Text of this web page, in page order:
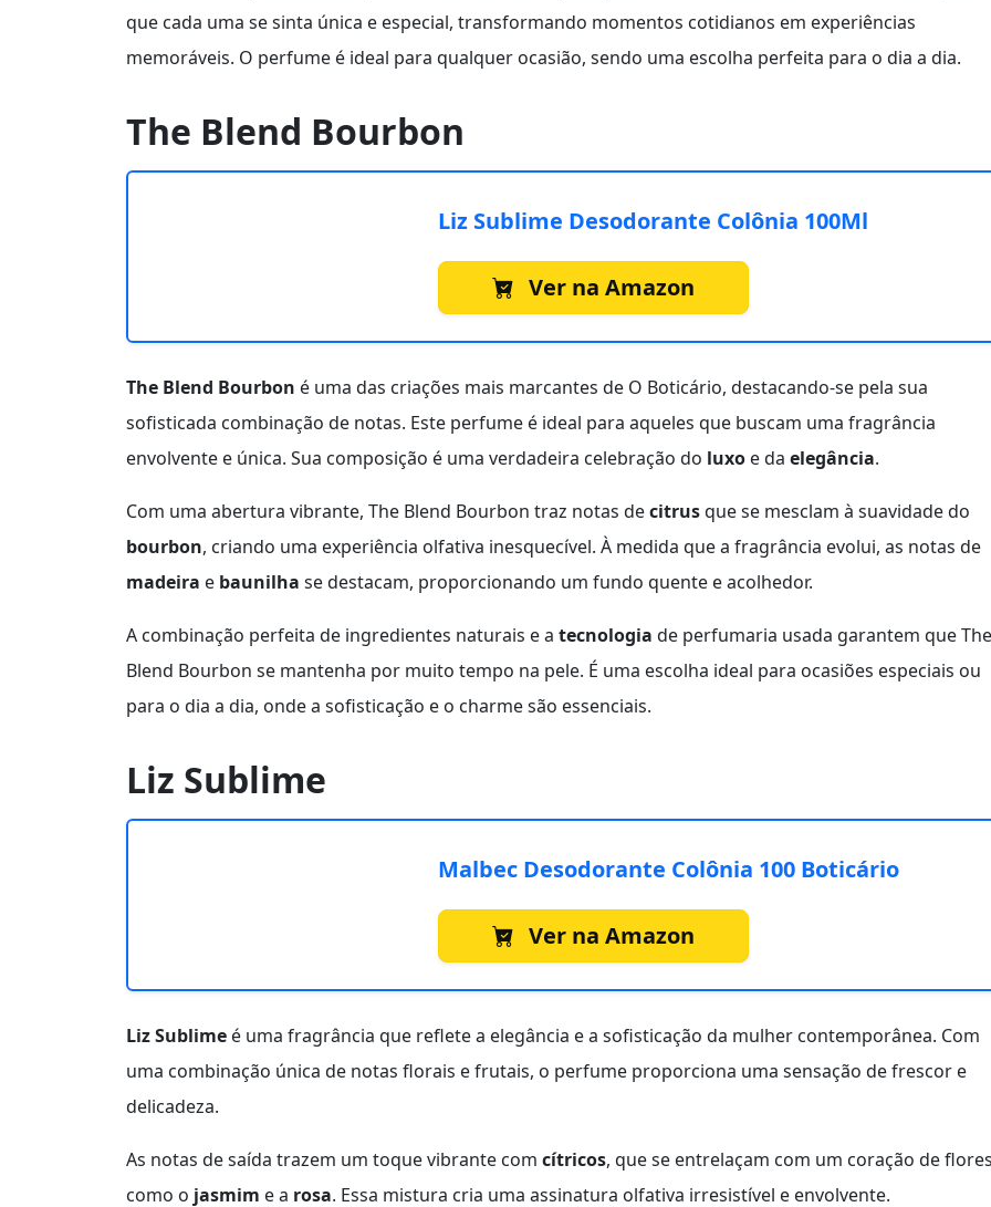
que cada uma se sinta única e especial, transformando momentos cotidianos em experiências
memoráveis. O perfume é ideal para qualquer ocasião, sendo uma escolha perfeita para o dia a dia.
The Blend Bourbon
Liz Sublime Desodorante Colônia 100Ml
Ver na Amazon
The Blend Bourbon é uma das criações mais marcantes de O Boticário, destacando-se pela sua
sofisticada combinação de notas. Este perfume é ideal para aqueles que buscam uma fragrância
envolvente e única. Sua composição é uma verdadeira celebração do luxo e da elegância.
Com uma abertura vibrante, The Blend Bourbon traz notas decitrusque se mesclam à suavidade do
bourbon, criando uma experiência olfativa inesquecível. À medida que a fragrância evolui, as notas de
madeira e baunilha se destacam, proporcionando um fundo quente e acolhedor.
A combinação perfeita de ingredientes naturais e a tecnologia de perfumaria usada garantem que The
Blend Bourbon se mantenha por muito tempo na pele. É uma escolha ideal para ocasiões especiais ou
para o dia a dia, onde a sofisticação e o charme são essenciais.
Liz Sublime
Malbec Desodorante Colônia 100 Boticário
Ver na Amazon
Liz Sublime é uma fragrância que reflete a elegância e a sofisticação da mulher contemporânea. Com
uma combinação única de notas florais e frutais, o perfume proporciona uma sensação de frescor e
delicadeza.
As notas de saída trazem um toque vibrante com cítricos, que se entrelaçam com um coração de
como o jasmim e a rosa. Essa mistura cria uma assinatura olfativa irresistível e envolvente.